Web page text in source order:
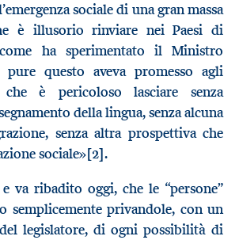
sociale di una gran massa
è illusorio rinviare nei Paesi di
ha sperimentato il Ministro
pure questo aveva promesso agli
è pericoloso lasciare senza
della lingua, senza alcuna
senza altra prospettiva che
sociale»[2].
va ribadito oggi, che le “persone”
semplicemente privandole, con un
legislatore, di ogni possibilità di